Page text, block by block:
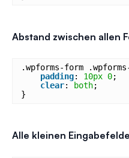
Abstand zwischen allen
.wpforms-form
padding: 10px 0;
clear: both;
}
Alle kleinen